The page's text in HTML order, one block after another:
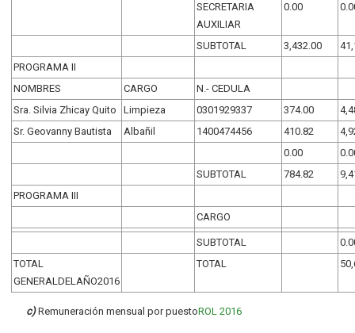
SECRETARIA
AUXILIAR
0.00
SUBTOTAL 3,432.00
PROGRAMA II
NOMBRES
CARGO
N.- CEDULA
Sra. Silvia Zhicay Quito
Limpieza 0301929337 374.00
Sr. Geovanny Bautista
Albañil 1400474456 410.82
0.00
SUBTOTAL
784.82
PROGRAMA III
CARGO
SUBTOTAL
TOTAL
GENERALDELAÑO2016
TOTAL
c)Remuneración mensual por puestoROL 2016